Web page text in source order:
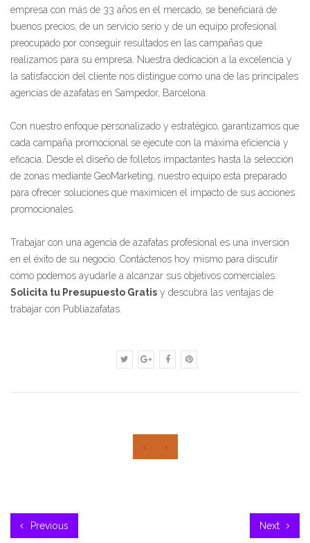
empresa con más de 33 años en el mercado, se beneficiará de
buenos precios, de un servicio serio y de un equipo profesional
preocupado por conseguir resultados en las campañas que
realizamos para su empresa. Nuestra dedicación a la excelencia y
la satisfacción del cliente nos distingue como una de las principales
agencias de azafatas en Sampedor, Barcelona.
Con nuestro enfoque personalizado y estratégico, garantizamos que
cada campaña promocional se ejecute con la máxima eficiencia y
eficacia. Desde el diseño de folletos impactantes hasta la selección
de zonas mediante GeoMarketing, nuestro equipo está preparado
para ofrecer soluciones que maximicen el impacto de sus acciones
promocionales.
Trabajar con una agencia de azafatas profesional es una inversión
en el éxito de su negocio. Contáctenos hoy mismo para discutir
cómo podemos ayudarle a alcanzar sus objetivos comerciales.
Solicita tu Presupuesto Gratis y descubra las ventajas de
trabajar con Publiazafatas.
‹ ›
Previous Next